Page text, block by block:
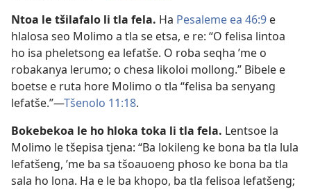
Ntoa le tšilafalo li tla fela. Ha Pesaleme ea 46:9 e
hlalosa seo Molimo a tla se etsa, e re: “O felisa lintoa
ho isa pheletsong ea lefatše. O roba seqha ’me o
robakanya lerumo; o chesa likoloi mollong.” Bibele e
boetse e ruta hore Molimo o tla “felisa ba senyang
lefatše.”—Tšenolo 11:18.
Bokebekoa le ho hloka toka li tla fela. Lentsoe la
Molimo le tšepisa tjena: “Ba lokileng ke bona ba tla lula
lefatšeng, ’me ba sa tšoauoeng phoso ke bona ba tla
sala ho lona. Ha e le ba khopo, ba tla felisoa lefatšeng;